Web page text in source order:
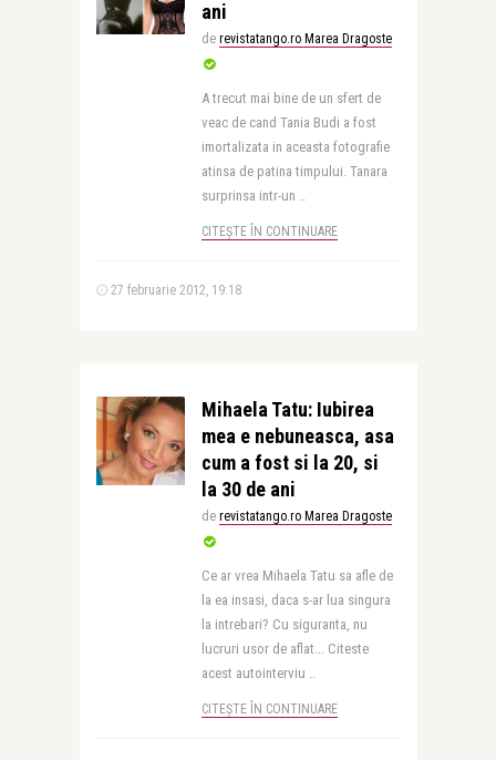
ani
de revistatango.ro Marea Dragoste
A trecut mai bine de un sfert de
veac de cand Tania Budi a fost
imortalizata in aceasta fotografie
atinsa de patina timpului. Tanara
surprinsa intr-un ..
CITEȘTE ÎN CONTINUARE
27 februarie 2012, 19:18
Mihaela Tatu: Iubirea
mea e nebuneasca, asa
cum a fost si la 20, si
la 30 de ani
de revistatango.ro Marea Dragoste
Ce ar vrea Mihaela Tatu sa afle de
la ea insasi, daca s-ar lua singura
la intrebari? Cu siguranta, nu
lucruri usor de aflat... Citeste
acest autointerviu ..
CITEȘTE ÎN CONTINUARE